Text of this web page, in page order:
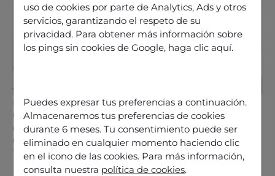
uso de cookies por parte de Analytics, Ads y otros
servicios, garantizando el respeto de su
privacidad. Para obtener más información sobre
los pings sin cookies de Google, haga clic aquí.
Puedes expresar tus preferencias a continuación.
Almacenaremos tus preferencias de cookies
durante 6 meses. Tu consentimiento puede ser
eliminado en cualquier momento haciendo clic
en el icono de las cookies. Para más información,
consulta nuestra política de cookies.
NEWS
Odigo expands its financial services
expertise with a new offering
dedicated to the insurance sector
11 December 2025